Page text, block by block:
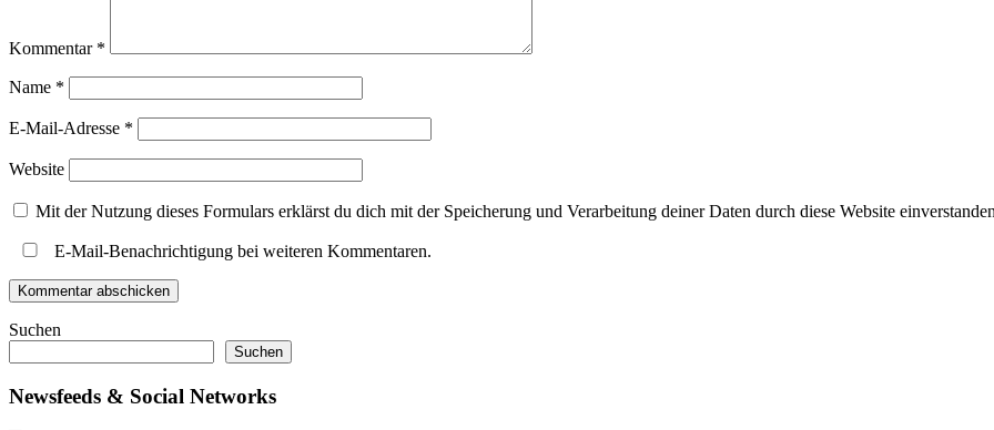
Kommentar *
Name *
E-Mail-Adresse *
Website
Mit der Nutzung dieses Formulars erklärst du dich mit der Speicherung und Verarbeitung deiner Daten durch diese Website
E-Mail-Benachrichtigung bei weiteren Kommentaren.
Suchen
Suchen
Newsfeeds & Social Networks